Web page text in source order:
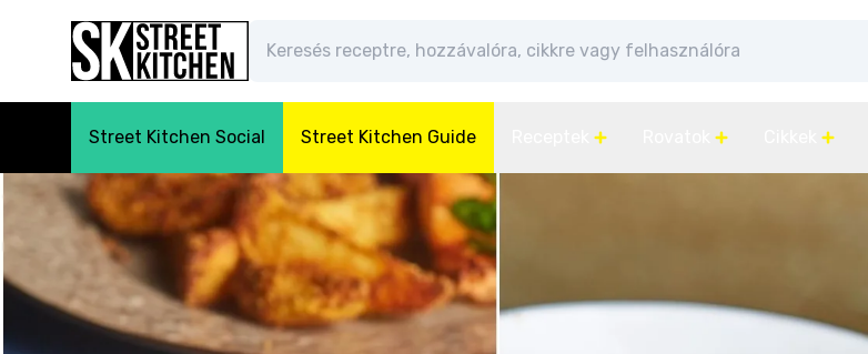
Street Kitchen Social Street Kitchen Guide